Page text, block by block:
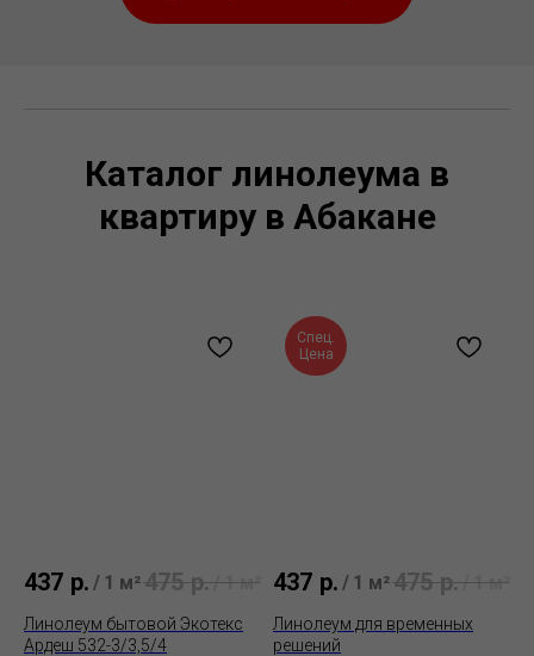
Каталог линолеума в
квартиру в Абакане
437 р. / 1 м²475 р./1 м²
Линолеум бытовой Экотекс
Ардеш 532-3/3,5/4
Спец.
Цена
437 р. / 1 м²475 р./1 м²
Линолеум для временных
решений